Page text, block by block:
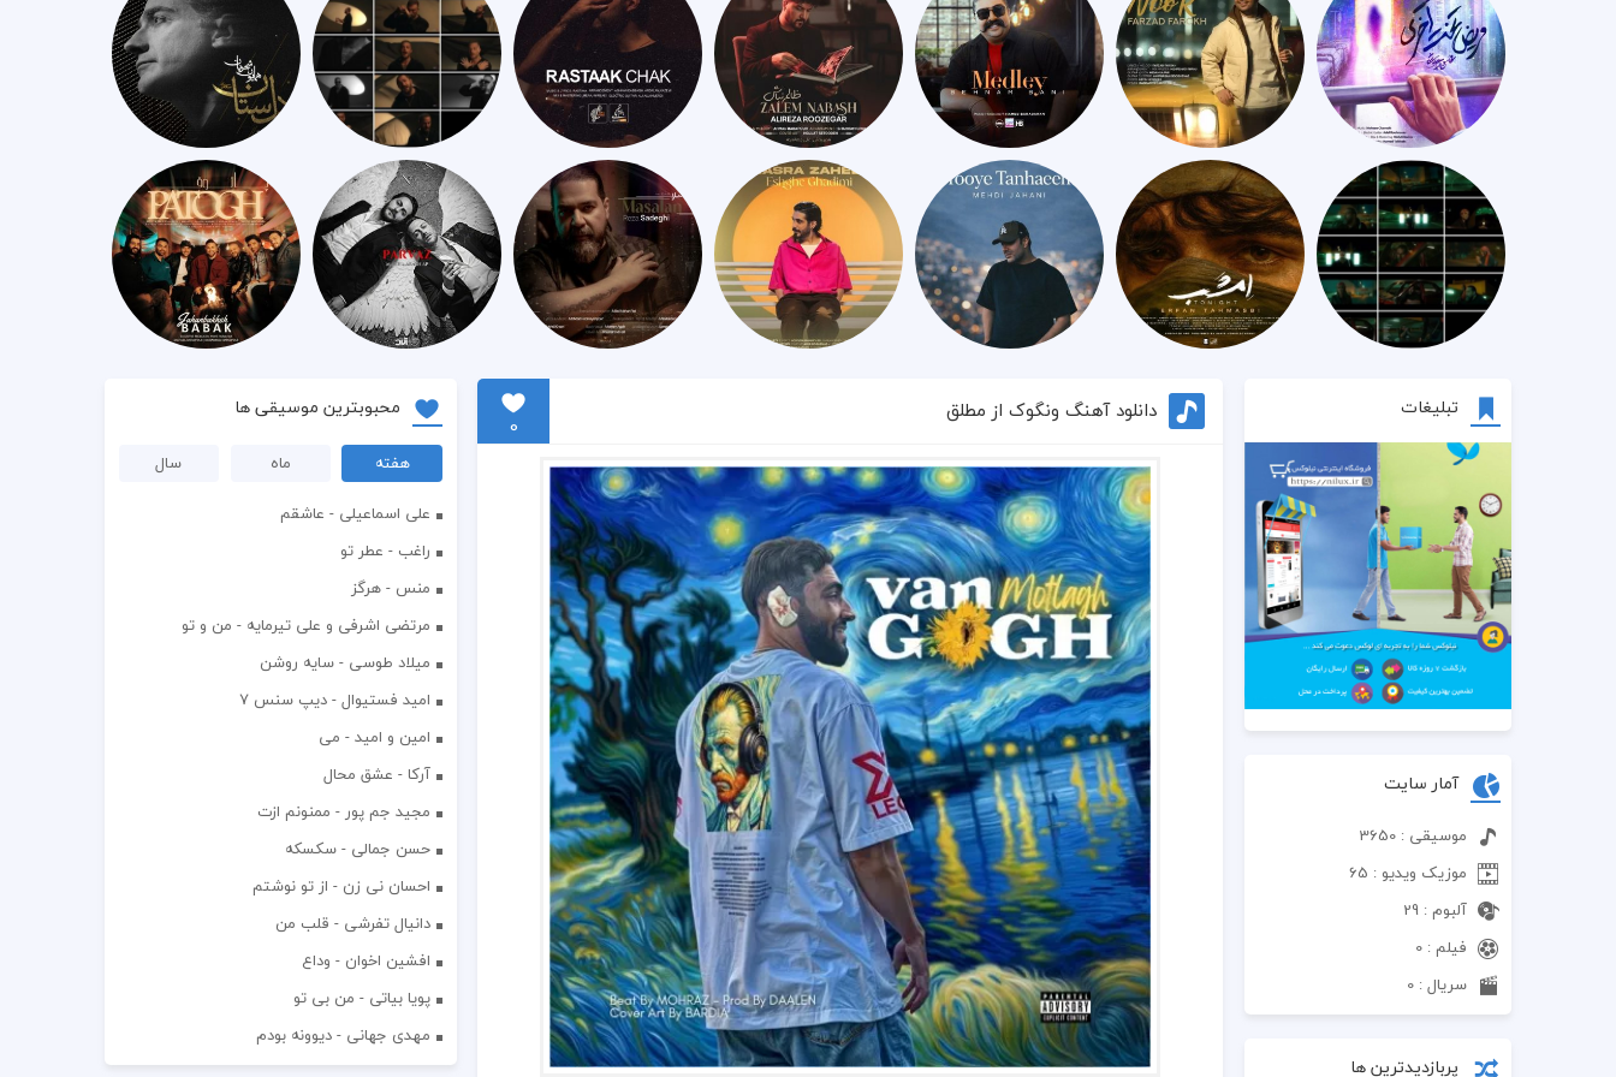
تبلیغات
آمار سایت
موسیقی : 3650
موزیک ویدیو : 65
آلبوم : 29
فیلم : 0
سریال : 0
پربازدیدترین ها
دانلود آهنگ ونگوک از مطلق
0
محبوبترین موسیقی ها
هفته ماه
سال
علی اسماعیلی - عاشقم
راغب - عطر تو
منس - هرگز
مرتضی اشرفی و علی تیرمایه - من و تو
میلاد طوسی - سایه روشن
اميد فستيوال - ديپ سنس ۷
امین و امید - می
آرکا - عشق محال
مجید جم پور - ممنونم ازت
حسن جمالی - سکسکه
احسان نی زن - از تو نوشتم
دانیال تفرشی - قلب من
افشين اخوان - وداع
پویا بیاتی - من بی تو
مهدی جهانی - دیوونه بودم